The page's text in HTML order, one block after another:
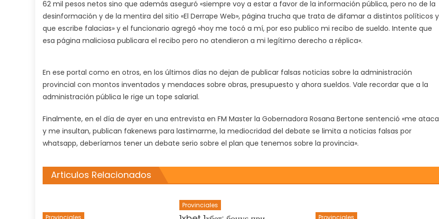
62 mil pesos netos sino que además aseguró «siempre voy a estar a favor de la información pública, pero no de la
desinformación y de la mentira del sitio «El Derrape Web», página trucha que trata de difamar a distintos políticos y
que escribe falacias» y el funcionario agregó «hoy me tocó a mí, por eso publico mi recibo de sueldo. Intente que
esa página maliciosa publicara el recibo pero no atendieron a mi legítimo derecho a réplica».
En ese portal como en otros, en los últimos días no dejan de publicar falsas noticias sobre la administración
provincial con montos inventados y mendaces sobre obras, presupuesto y ahora sueldos. Vale recordar que a la
administración pública le rige un tope salarial.
Finalmente, en el día de ayer en una entrevista en FM Master la Gobernadora Rosana Bertone sentenció «me
y me insultan, publican fakenews para lastimarme, la mediocridad del debate se limita a noticias falsas por
whatsapp, deberíamos tener un debate serio sobre el plan que tenemos sobre la provincia».
Articulos Relacionados
Provinciales
Provinciales
Provinciales